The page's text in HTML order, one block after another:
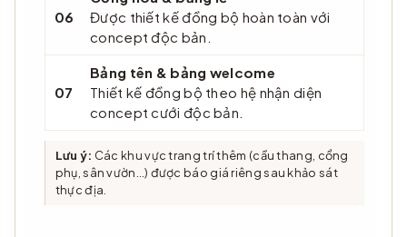
06
Được thiết kế đồng bộ hoàn toàn với
concept độc bản.
07
Bảng tên & bảng welcome
Thiết kế đồng bộ theo hệ nhận diện
concept cưới độc bản.
Lưu ý: Các khu vực trang trí thêm (cầu thang, cổng
phụ, sân vườn…) được báo giá riêng sau khảo sát
thực địa.